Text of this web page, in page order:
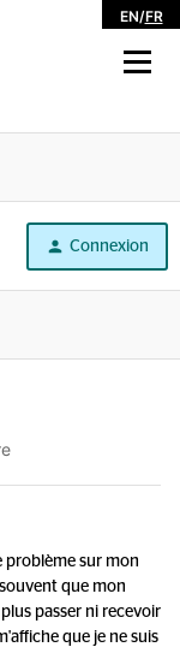
EN/FR
Connexion
problème sur mon
que mon
passer ni recevoir
que je ne suis